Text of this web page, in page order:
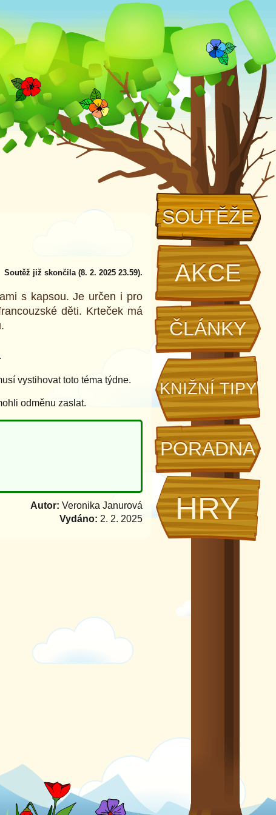
SOUTĚŽE
AKCE
ČLÁNKY
KNIŽNÍ TIPY
PORADNA
HRY
Soutěž již skončila (8. 2. 2025 23.59).
s kapsou. Je určen i pro
děti. Krteček má
vystihovat toto téma týdne.
odměnu zaslat.
Autor: Veronika Janurová
Vydáno: 2. 2. 2025